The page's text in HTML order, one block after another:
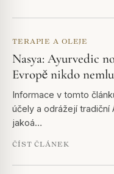
TERAPIE A OLEJE
Nasya: Ayurvedic
Evropě nikdo
Informace v tomto
účely a odrážejí tradiční
jakoá…
ČÍST ČLÁNEK